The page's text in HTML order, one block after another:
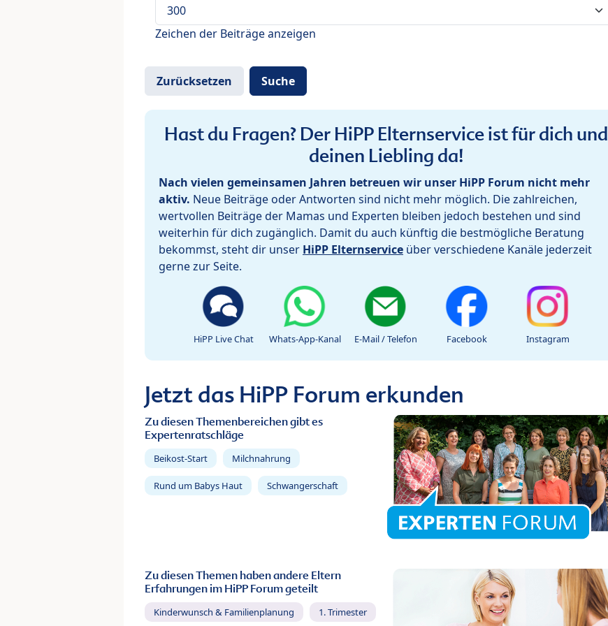
Zeichen der Beiträge anzeigen
Hast du Fragen? Der HiPP Elternservice ist für dich und
deinen Liebling da!
Nach vielen gemeinsamen Jahren betreuen wir unser HiPP Forum nicht mehr
aktiv. Neue Beiträge oder Antworten sind nicht mehr möglich. Die zahlreichen,
wertvollen Beiträge der Mamas und Experten bleiben jedoch bestehen und sind
weiterhin für dich zugänglich. Damit du auch künftig die bestmögliche Beratung
bekommst, steht dir unser HiPP Elternservice über verschiedene Kanäle jederzeit
gerne zur Seite.
HiPP Live Chat Whats-App-Kanal E-Mail / Telefon Facebook Instagram
Jetzt das HiPP Forum erkunden
Zu diesen Themenbereichen gibt es
Expertenratschläge
Beikost-Start Milchnahrung
Rund um Babys Haut Schwangerschaft
Zu diesen Themen haben andere Eltern
Erfahrungen im HiPP Forum geteilt
Kinderwunsch & Familienplanung 1. Trimester